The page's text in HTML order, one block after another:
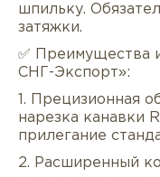
шпильку.
затяжки.
✅ Преимущества
СНГ-Экспорт»:
1. Прецизионная
нарезка канавки
прилегание
2. Расширенный